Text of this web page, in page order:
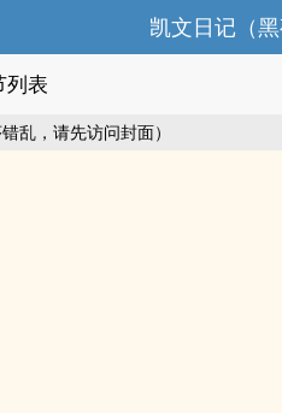
凯文日记（
列表
乱，请先访问封面）